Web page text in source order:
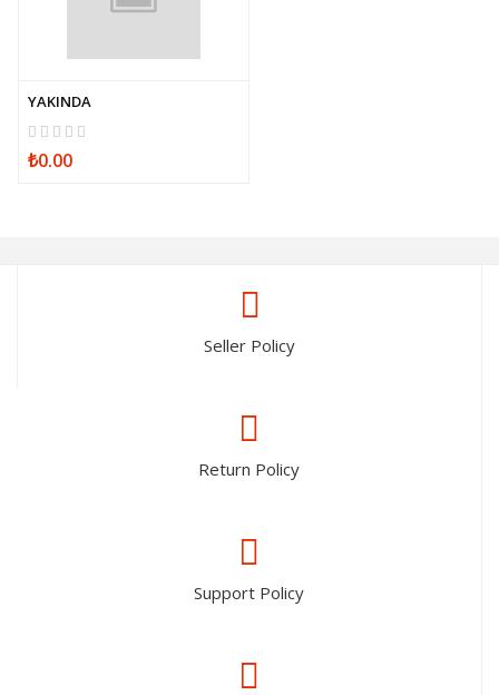
YAKINDA
₺0.00
Seller Policy
Return Policy
Support Policy